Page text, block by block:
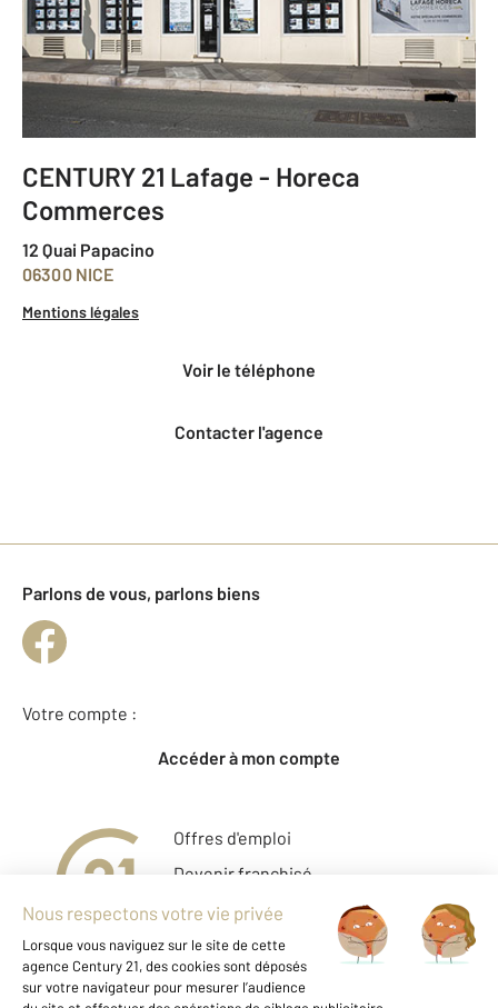
CENTURY 21 Lafage - Horeca
Commerces
12 Quai Papacino
06300 NICE
Mentions légales
voir le téléphone
Contacter l'agence
Parlons de vous, parlons biens
Votre compte :
Accéder à mon compte
Offres d'emploi
Devenir franchisé
Entreprise et commerce
Fine Homes & Estates